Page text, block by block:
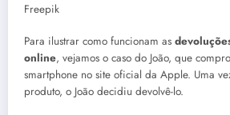
Freepik
Para ilustrar como funcionam as
online, vejamos o caso do João, que
smartphone no site oficial da Apple. Uma
produto, o João decidiu devolvê-lo.